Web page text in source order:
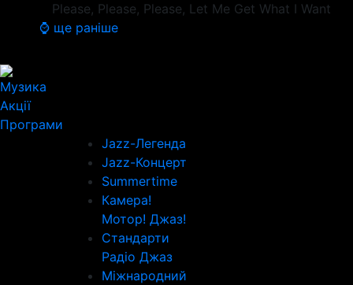
Please, Please, Please, Let Me Get What I Want
⌚ ще раніше
Музика
Акції
Програми
Jazz-Легенда
Jazz-Концерт
Summertime
Камера!
Мотор! Джаз!
Стандарти
Радіо Джаз
Міжнародний